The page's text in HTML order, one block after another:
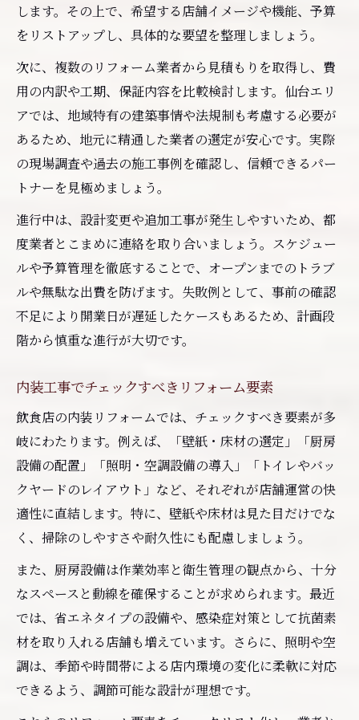
します。その上で、希望する店舗イメージや機能、予算
をリストアップし、具体的な要望を整理しましょう。
次に、複数のリフォーム業者から見積もりを取得し、費
用の内訳や工期、保証内容を比較検討します。仙台エリ
アでは、地域特有の建築事情や法規制も考慮する必要が
あるため、地元に精通した業者の選定が安心です。実際
の現場調査や過去の施工事例を確認し、信頼できるパー
トナーを見極めましょう。
進行中は、設計変更や追加工事が発生しやすいため、都
度業者とこまめに連絡を取り合いましょう。スケジュー
ルや予算管理を徹底することで、オープンまでのトラブ
ルや無駄な出費を防げます。失敗例として、事前の確認
不足により開業日が遅延したケースもあるため、計画段
階から慎重な進行が大切です。
内装工事でチェックすべきリフォーム要素
飲食店の内装リフォームでは、チェックすべき要素が多
岐にわたります。例えば、「壁紙・床材の選定」「厨房
設備の配置」「照明・空調設備の導入」「トイレやバッ
クヤードのレイアウト」など、それぞれが店舗運営の快
適性に直結します。特に、壁紙や床材は見た目だけでな
く、掃除のしやすさや耐久性にも配慮しましょう。
また、厨房設備は作業効率と衛生管理の観点から、十分
なスペースと動線を確保することが求められます。最近
では、省エネタイプの設備や、感染症対策として抗菌素
材を取り入れる店舗も増えています。さらに、照明や空
調は、季節や時間帯による店内環境の変化に柔軟に対応
できるよう、調節可能な設計が理想です。